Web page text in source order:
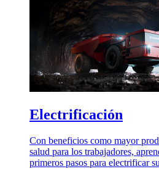
Electrificación
Con beneficios como mayor
salud para los trabajadores,
primeros pasos para electrificar